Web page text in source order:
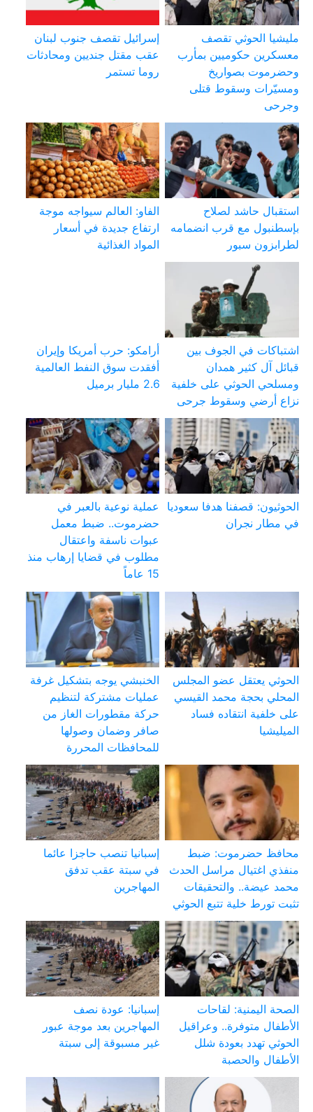
مليشيا الحوثي تقصف
معسكرين حكوميين بمأرب
وحضرموت بصواريخ
ومسيّرات وسقوط قتلى
وجرحى
إسرائيل تقصف جنوب لبنان
عقب مقتل جنديين ومحادثات
روما تستمر
استقبال حاشد لصلاح
بإسطنبول مع قرب انضمامه
لطرابزون سبور
الفاو: العالم سيواجه موجة
ارتفاع جديدة في أسعار
المواد الغذائية
اشتباكات في الجوف بين
قبائل آل كثير همدان
ومسلحي الحوثي على خلفية
نزاع أرضي وسقوط جرحى
أرامكو: حرب أمريكا وإيران
أفقدت سوق النفط العالمية
2.6 مليار برميل
الحوثيون: قصفنا هدفا سعوديا
في مطار نجران
عملية نوعية بالعبر في
حضرموت.. ضبط معمل
عبوات ناسفة واعتقال
مطلوب في قضايا إرهاب منذ
15 عاماً
الحوثي يعتقل عضو المجلس
المحلي بحجة محمد القيسي
على خلفية انتقاده فساد
الميليشيا
الخنبشي يوجه بتشكيل غرفة
عمليات مشتركة لتنظيم
حركة مقطورات الغاز من
صافر وضمان وصولها
للمحافظات المحررة
محافظ حضرموت: ضبط
منفذي اغتيال مراسل الحدث
محمد عيضة.. والتحقيقات
تثبت تورط خلية تتبع الحوثي
إسبانيا تنصب حاجزا عائما
في سبتة عقب تدفق
المهاجرين
الصحة اليمنية: لقاحات
الأطفال متوفرة.. وعراقيل
الحوثي تهدد بعودة شلل
الأطفال والحصبة
إسبانيا: عودة نصف
المهاجرين بعد موجة عبور
غير مسبوقة إلى سبتة